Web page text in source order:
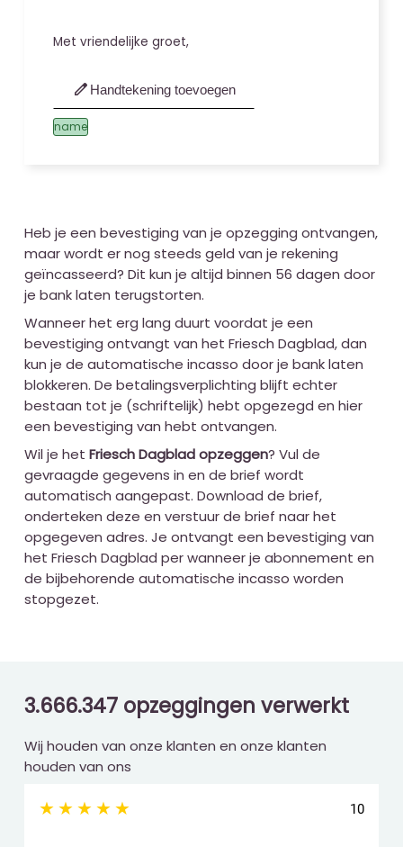
Met vriendelijke groet,
edit Handtekening toevoegen
name
Heb je een bevestiging van je opzegging ontvangen,
maar wordt er nog steeds geld van je rekening
geïncasseerd? Dit kun je altijd binnen 56 dagen door
je bank laten terugstorten.
Wanneer het erg lang duurt voordat je een
bevestiging ontvangt van het Friesch Dagblad, dan
kun je de automatische incasso door je bank laten
blokkeren. De betalingsverplichting blijft echter
bestaan tot je (schriftelijk) hebt opgezegd en hier
een bevestiging van hebt ontvangen.
Wil je hetFriesch Dagblad opzeggen? Vul de
gevraagde gegevens in en de brief wordt
automatisch aangepast. Download de brief,
onderteken deze en verstuur de brief naar het
opgegeven adres. Je ontvangt een bevestiging van
het Friesch Dagblad per wanneer je abonnement en
de bijbehorende automatische incasso worden
stopgezet.
3.666.347 opzeggingen verwerkt
Wij houden van onze klanten en onze klanten
houden van ons
★★★★★ 10